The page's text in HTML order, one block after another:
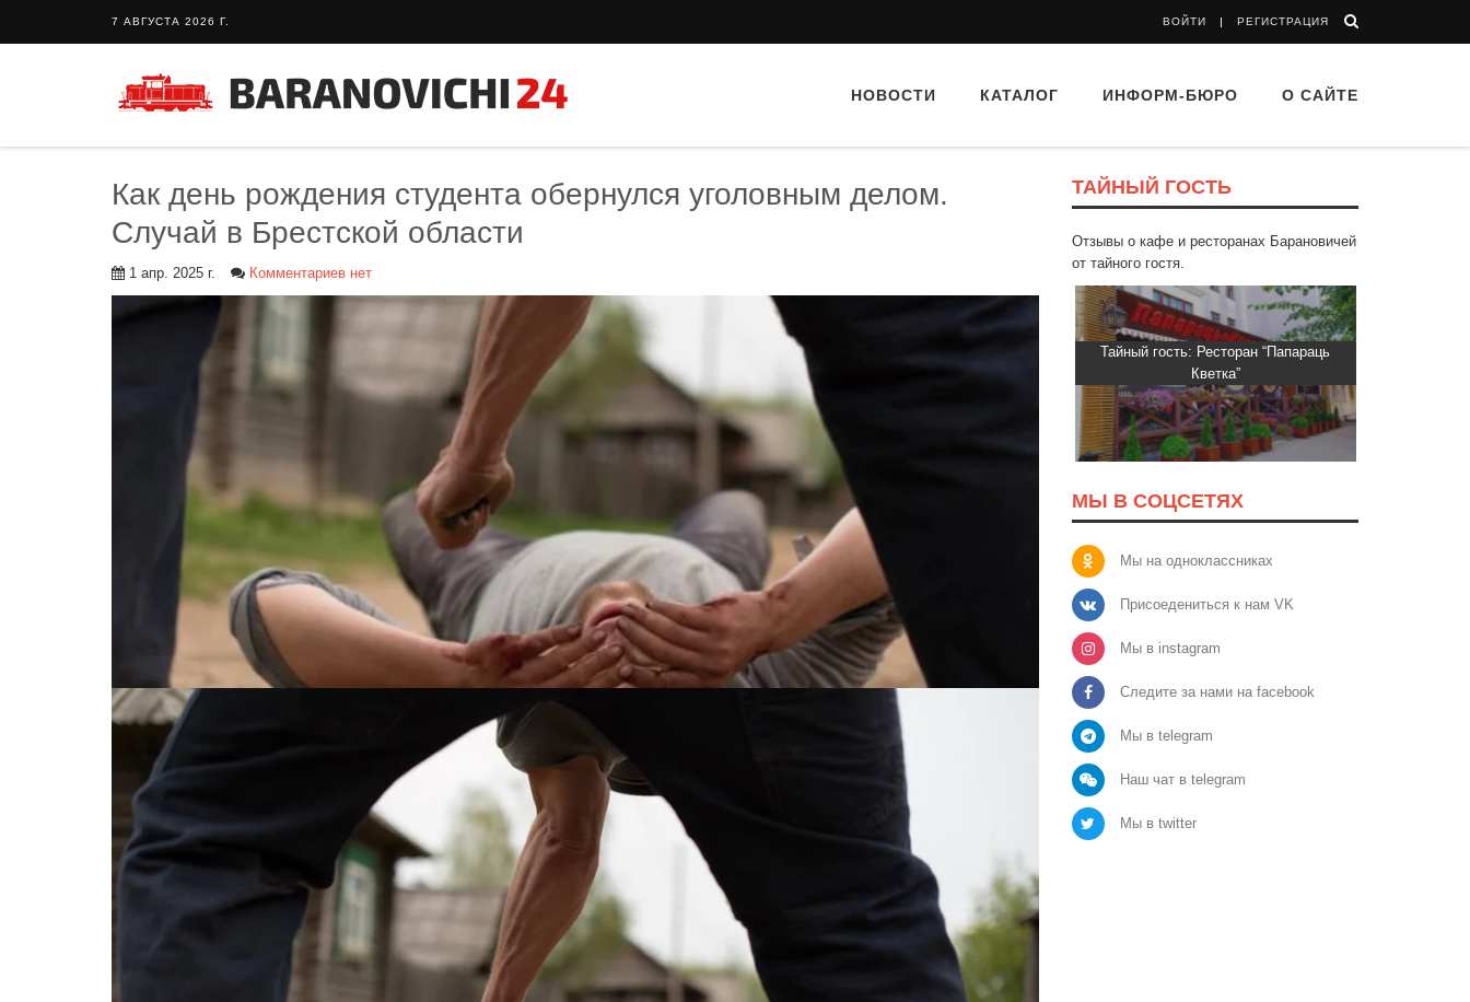
7 АВГУСТА 2026 Г. ВОЙТИ РЕГИСТРАЦИЯ
НОВОСТИ КАТАЛОГ ИНФОРМ-БЮРО О САЙТЕ
Как день рождения студента обернулся уголовным делом.
Случай в Брестской области
1 апр. 2025 г. Комментариев нет
ТАЙНЫЙ ГОСТЬ
Отзывы о кафе и ресторанах Барановичей
от тайного гостя.
Тайный гость: кафе «Автограф»
Тайный гость: Ресторан “Папараць
Кветка”
МЫ В СОЦСЕТЯХ
Мы на одноклассниках
Присоедениться к нам VK
Мы в instagram
Следите за нами на facebook
Мы в telegram
Наш чат в telegram
Мы в twitter